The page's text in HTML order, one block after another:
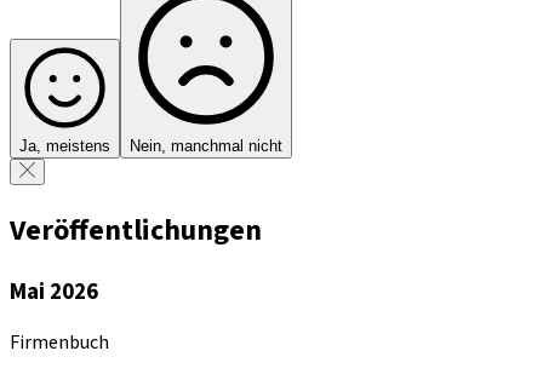
Ja, meistens Nein, manchmal nicht
Veröffentlichungen
Mai 2026
Firmenbuch